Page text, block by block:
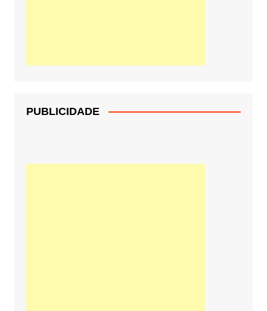
PUBLICIDADE